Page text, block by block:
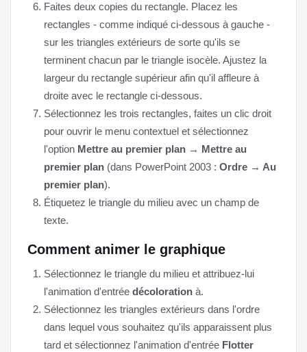
Faites deux copies du rectangle. Placez les
rectangles - comme indiqué ci-dessous à gauche -
sur les triangles extérieurs de sorte qu'ils se
terminent chacun par le triangle isocèle. Ajustez la
largeur du rectangle supérieur afin qu'il affleure à
droite avec le rectangle ci-dessous.
Sélectionnez les trois rectangles, faites un clic droit
pour ouvrir le menu contextuel et sélectionnez
l'option Mettre au premier plan → Mettre au
premier plan (dans PowerPoint 2003 : Ordre → Au
premier plan).
Étiquetez le triangle du milieu avec un champ de
texte.
Comment animer le graphique
Sélectionnez le triangle du milieu et attribuez-lui
l'animation d'entrée décoloration à.
Sélectionnez les triangles extérieurs dans l'ordre
dans lequel vous souhaitez qu'ils apparaissent plus
tard et sélectionnez l'animation d'entrée Flotter